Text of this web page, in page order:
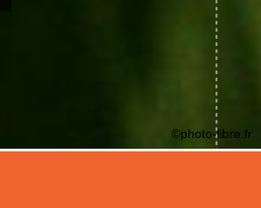
©photo-libre.fr